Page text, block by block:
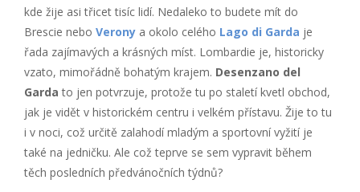
kde žije asi třicet tisíc lidí. Nedaleko to budete mít do
Brescie nebo Verony a okolo celého Lago di Garda je
řada zajímavých a krásných míst. Lombardie je, historicky
vzato, mimořádně bohatým krajem. Desenzano del
Garda to jen potvrzuje, protože tu po staletí kvetl obchod,
jak je vidět v historickém centru i velkém přístavu. Žije to tu
i v noci, což určitě zalahodí mladým a sportovní vyžití je
také na jedničku. Ale což teprve se sem vypravit během
těch posledních předvánočních týdnů?